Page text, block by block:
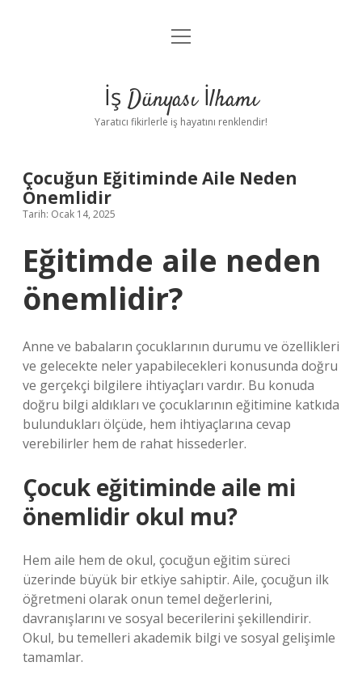
Anasayfa
Yasal Uyarı
menüyü
İş Dünyası İlhamı
Yaratıcı fikirlerle iş hayatını renklendir!
Çocuğun Eğitiminde Aile Neden
Önemlidir
Tarih: Ocak 14, 2025
Eğitimde aile neden
önemlidir?
Anne ve babaların çocuklarının durumu ve özellikleri
ve gelecekte neler yapabilecekleri konusunda doğru
ve gerçekçi bilgilere ihtiyaçları vardır. Bu konuda
doğru bilgi aldıkları ve çocuklarının eğitimine katkıda
bulundukları ölçüde, hem ihtiyaçlarına cevap
verebilirler hem de rahat hissederler.
Çocuk eğitiminde aile mi
önemlidir okul mu?
Hem aile hem de okul, çocuğun eğitim süreci
üzerinde büyük bir etkiye sahiptir. Aile, çocuğun ilk
öğretmeni olarak onun temel değerlerini,
davranışlarını ve sosyal becerilerini şekillendirir.
Okul, bu temelleri akademik bilgi ve sosyal gelişimle
tamamlar.